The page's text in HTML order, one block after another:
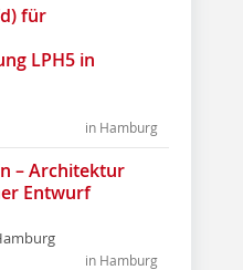
für
LPH5 in
in Hamburg
– Architektur
Entwurf
in Hamburg